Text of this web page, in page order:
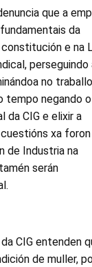
que a
da
e na
perseguindo
no
tempo negando o
da CIG e elixir a
xa foron
de Industria na
serán
CIG entenden
de muller,